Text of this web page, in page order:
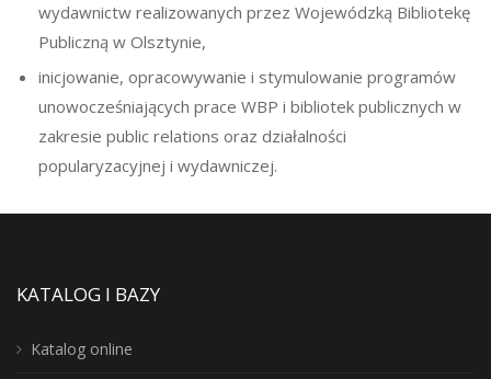
wydawnictw realizowanych przez Wojewódzką Bibliotekę
Publiczną w Olsztynie,
inicjowanie, opracowywanie i stymulowanie programów
unowocześniających prace WBP i bibliotek publicznych w
zakresie public relations oraz działalności
popularyzacyjnej i wydawniczej.
KATALOG I BAZY
Katalog online